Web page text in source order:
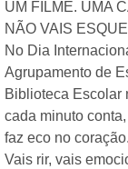
UM FILME. UMA
NÃO VAIS
No Dia
Agrupamento de
Biblioteca Escolar
cada minuto
faz eco no
Vais rir, vais